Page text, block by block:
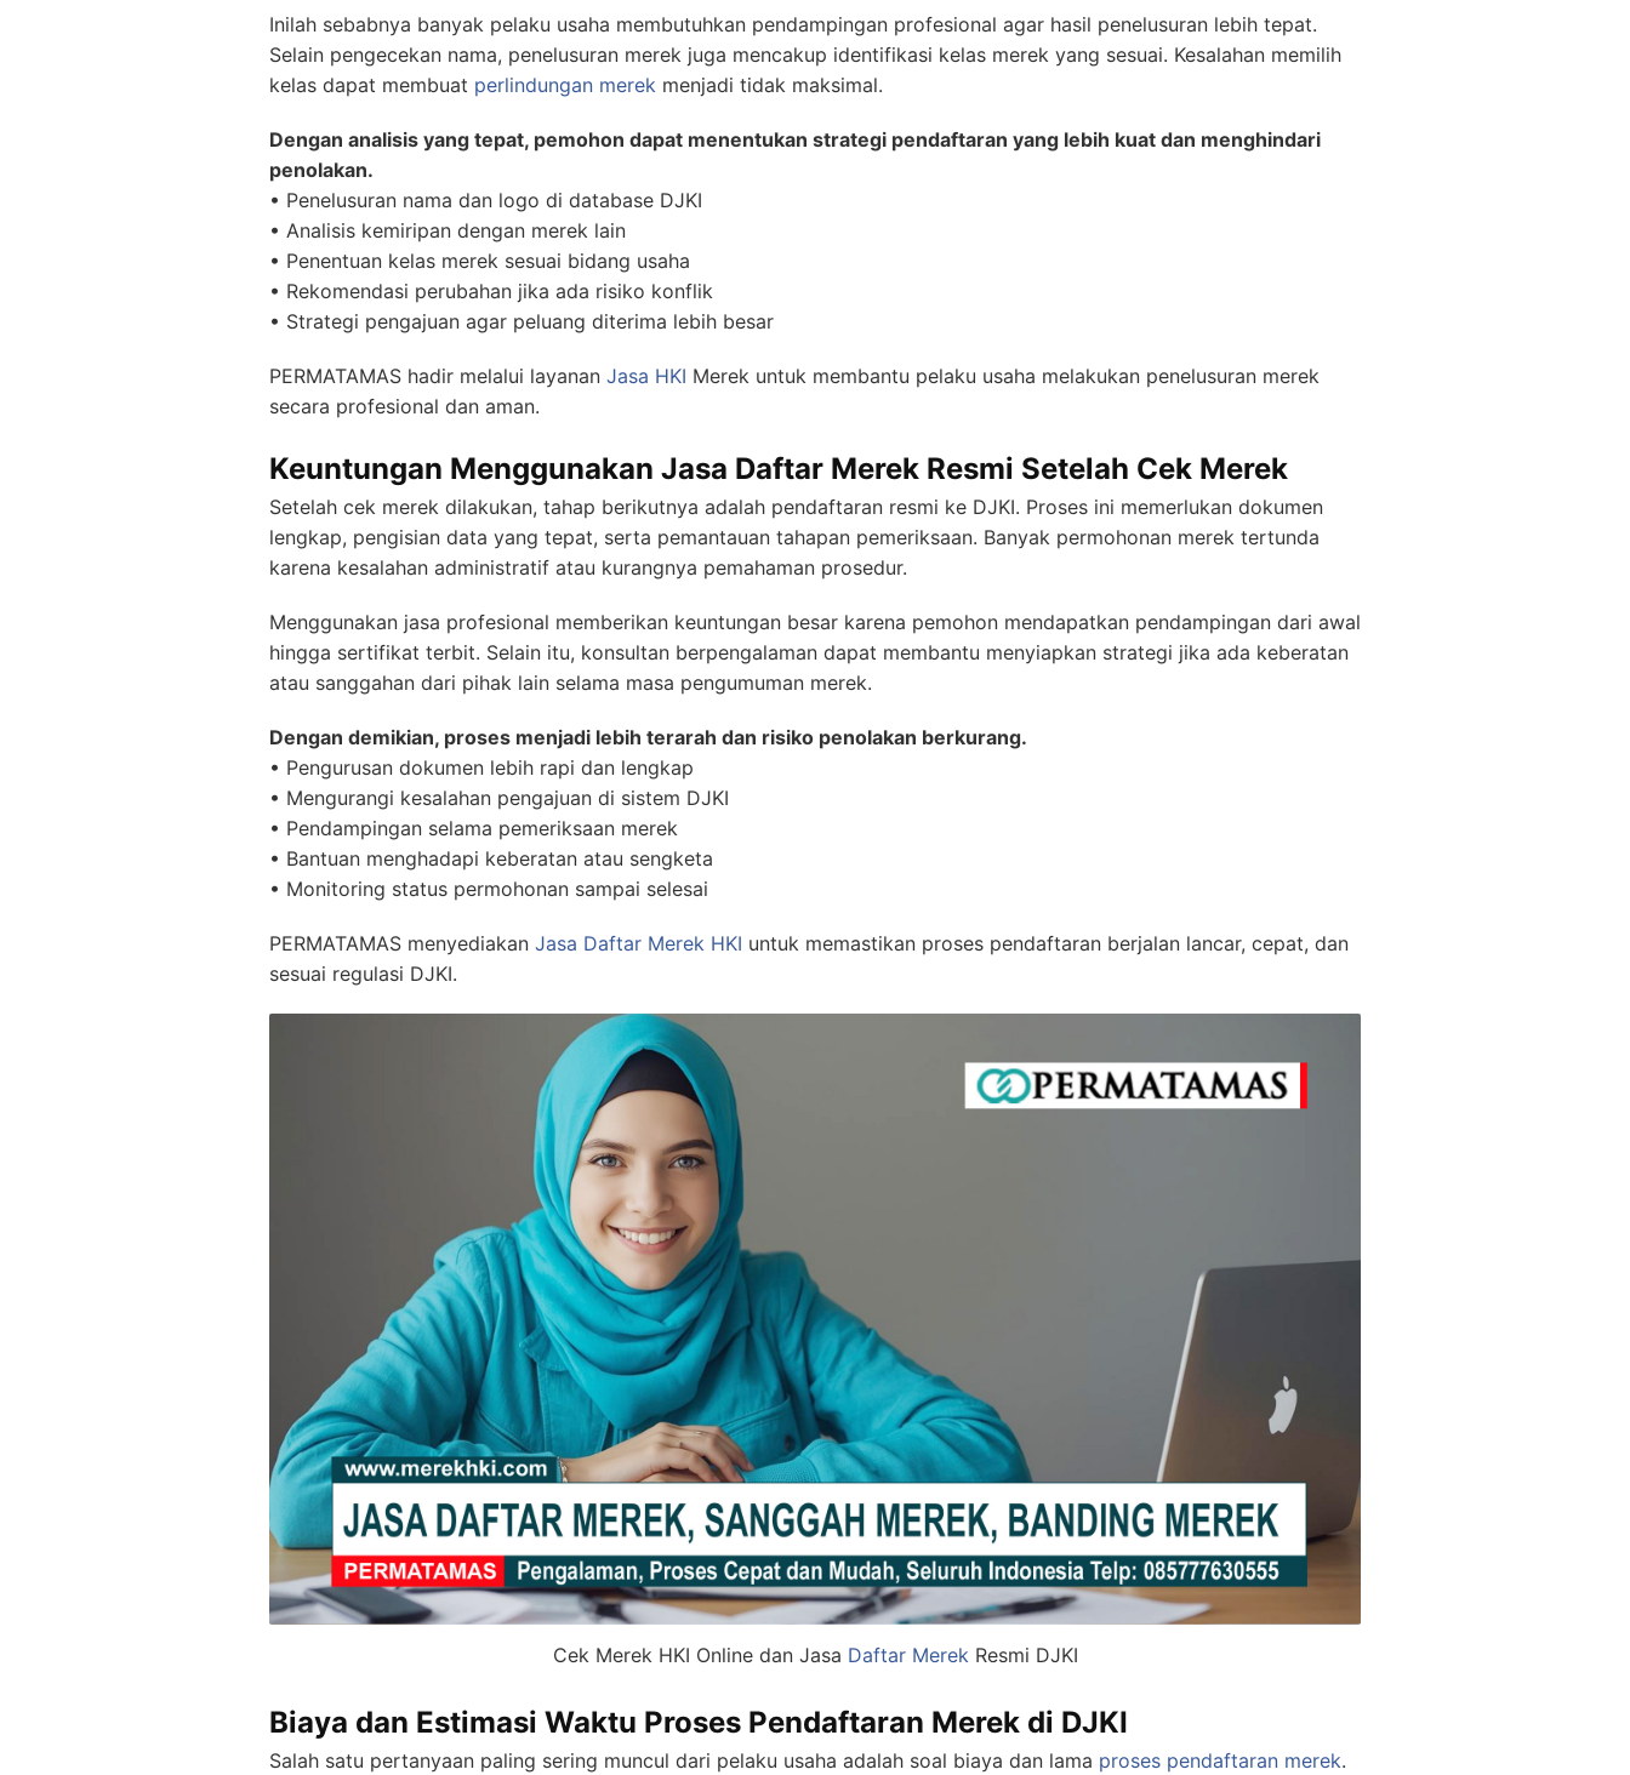
Inilah sebabnya banyak pelaku usaha membutuhkan pendampingan profesional agar hasil penelusuran lebih tepat.
Selain pengecekan nama, penelusuran merek juga mencakup identifikasi kelas merek yang sesuai. Kesalahan memilih
kelas dapat membuat perlindungan merek menjadi tidak maksimal.
Dengan analisis yang tepat, pemohon dapat menentukan strategi pendaftaran yang lebih kuat dan menghindari
penolakan.
• Penelusuran nama dan logo di database DJKI
• Analisis kemiripan dengan merek lain
• Penentuan kelas merek sesuai bidang usaha
• Rekomendasi perubahan jika ada risiko konflik
• Strategi pengajuan agar peluang diterima lebih besar
PERMATAMAS hadir melalui layanan Jasa HKI Merek untuk membantu pelaku usaha melakukan penelusuran merek
secara profesional dan aman.
Keuntungan Menggunakan Jasa Daftar Merek Resmi Setelah Cek Merek
Setelah cek merek dilakukan, tahap berikutnya adalah pendaftaran resmi ke DJKI. Proses ini memerlukan dokumen
lengkap, pengisian data yang tepat, serta pemantauan tahapan pemeriksaan. Banyak permohonan merek tertunda
karena kesalahan administratif atau kurangnya pemahaman prosedur.
Menggunakan jasa profesional memberikan keuntungan besar karena pemohon mendapatkan pendampingan dari awal
hingga sertifikat terbit. Selain itu, konsultan berpengalaman dapat membantu menyiapkan strategi jika ada keberatan
atau sanggahan dari pihak lain selama masa pengumuman merek.
Dengan demikian, proses menjadi lebih terarah dan risiko penolakan berkurang.
• Pengurusan dokumen lebih rapi dan lengkap
• Mengurangi kesalahan pengajuan di sistem DJKI
• Pendampingan selama pemeriksaan merek
• Bantuan menghadapi keberatan atau sengketa
• Monitoring status permohonan sampai selesai
PERMATAMAS menyediakan Jasa Daftar Merek HKI untuk memastikan proses pendaftaran berjalan lancar, cepat, dan
sesuai regulasi DJKI.
Cek Merek HKI Online dan Jasa Daftar MerekResmi DJKI
Biaya dan Estimasi Waktu Proses Pendaftaran Merek di DJKI
Salah satu pertanyaan paling sering muncul dari pelaku usaha adalah soal biaya dan lama proses pendaftaran merek.